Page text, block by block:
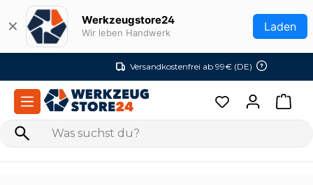
Zum Hauptinhalt springen
✕ Werkzeugstore24
Wir leben Handwerk Laden
Versandkostenfrei ab 99€ (DE)